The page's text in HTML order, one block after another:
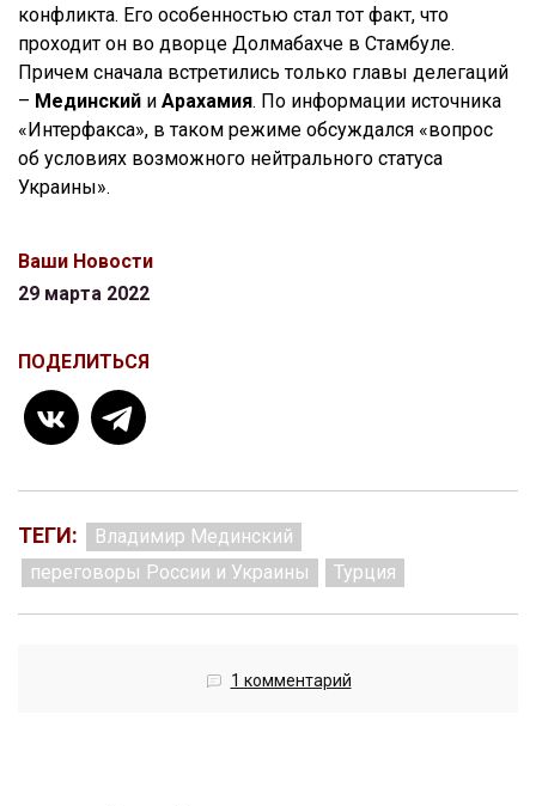
конфликта. Его особенностью стал тот факт, что
проходит он во дворце Долмабахче в Стамбуле.
Причем сначала встретились только главы делегаций
– Мединский и Арахамия. По информации источника
«Интерфакса», в таком режиме обсуждался «вопрос
об условиях возможного нейтрального статуса
Украины».
Ваши Новости
29 марта 2022
ПОДЕЛИТЬСЯ
ТЕГИ:
Владимир Мединский
переговоры России и Украины
Турция
1 комментарий